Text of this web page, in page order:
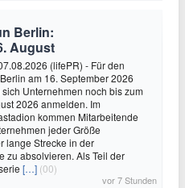
Berlin:
August
(lifePR) - Für den
am 16. September 2026
Unternehmen noch bis zum
2026 anmelden. Im
kommen Mitarbeitende
jeder Größe
lange Strecke in der
zu absolvieren. Als Teil der
[…] (00)
vor 7 Stunden